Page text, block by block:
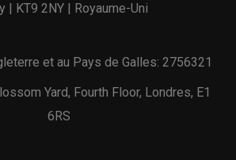
| KT9 2NY | Royaume-Uni
et au Pays de Galles: 2756321
Yard, Fourth Floor, Londres, E1
6RS